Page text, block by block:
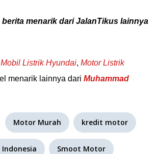
menarik dari JalanTikus lainnya
Mobil Listrik Hyundai, Motor Listrik
menarik lainnya dari Muhammad
Motor Murah kredit motor
Smoot Motor